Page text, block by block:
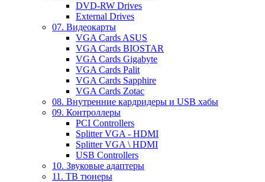
DVD-RW Drives
External Drives
07. Видеокарты
VGA Cards ASUS
VGA Cards BIOSTAR
VGA Cards Gigabyte
VGA Cards Palit
VGA Cards Sapphire
VGA Cards Zotac
08. Внутренние кардридеры и USB хабы
09. Контроллеры
PCI Controllers
Splitter VGA - HDMI
Splitter VGA \ HDMI
USB Controllers
10. Звуковые адаптеры
11. ТВ тюнеры